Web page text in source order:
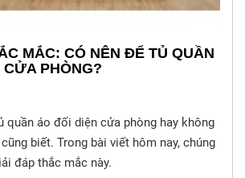
MẮC: CÓ NÊN ĐỂ TỦ QUẦN
PHÒNG?
quần áo đối diện cửa phòng hay không
biết. Trong bài viết hôm nay, chúng
đáp thắc mắc này.